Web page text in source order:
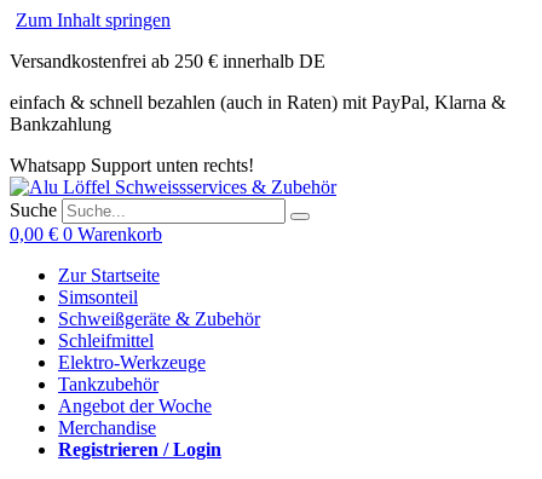
Zum Inhalt springen
Versandkostenfrei ab 250 € innerhalb DE
einfach & schnell bezahlen (auch in Raten) mit PayPal, Klarna &
Bankzahlung
Whatsapp Support unten rechts!
Suche
0,00 € 0 Warenkorb
Zur Startseite
Simsonteil
Schweißgeräte & Zubehör
Schleifmittel
Elektro-Werkzeuge
Tankzubehör
Angebot der Woche
Merchandise
Registrieren / Login